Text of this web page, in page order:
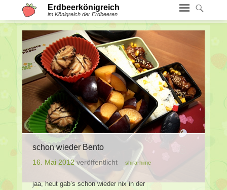
Erdbeerkönigreich
im Königreich der Erdbeeren
schon wieder Bento
16. Mai 2012veröffentlicht shira-hime
jaa, heut gab’s schon wieder nix in der